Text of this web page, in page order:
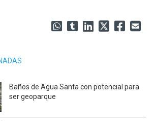
Baños de Agua Santa con potencial para
ser geoparque